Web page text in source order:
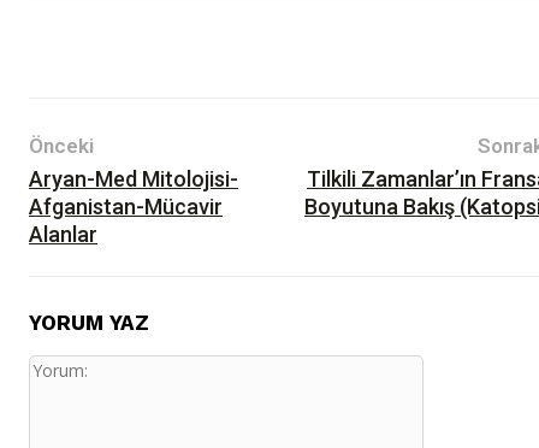
Önceki
Aryan-Med Mitolojisi-
Afganistan-Mücavir
Alanlar
Tilkili Zamanlar’ın
Boyutuna Bakış
YORUM YAZ
Yorum: